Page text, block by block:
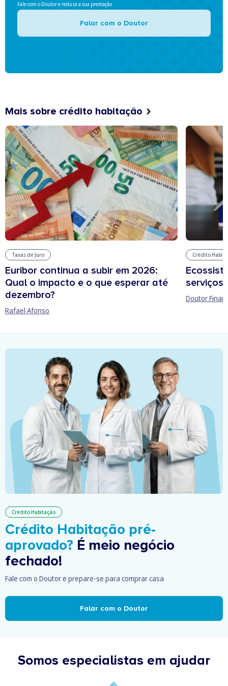
Fale com o Doutor e reduza a sua prestação
Falar com o Doutor
Mais sobre crédito habitação
Taxas de Juro
Euribor continua a subir em 2026:
Qual o impacto e o que esperar até
dezembro?
Rafael Afonso
Crédito
serviços
Doutor
Crédito Habitação
Crédito Habitação pré-
aprovado? É meio negócio
fechado!
Fale com o Doutor e prepare-se para comprar casa
Falar com o Doutor
Somos especialistas em ajudar